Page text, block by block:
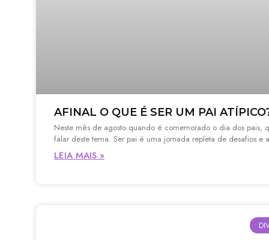
AFINAL O QUE É SER UM PAI
Neste mês de agosto quando é comemorado o dia dos pais,
falar deste tema. Ser pai é uma jornada repleta de desafios e
LEIA MAIS »